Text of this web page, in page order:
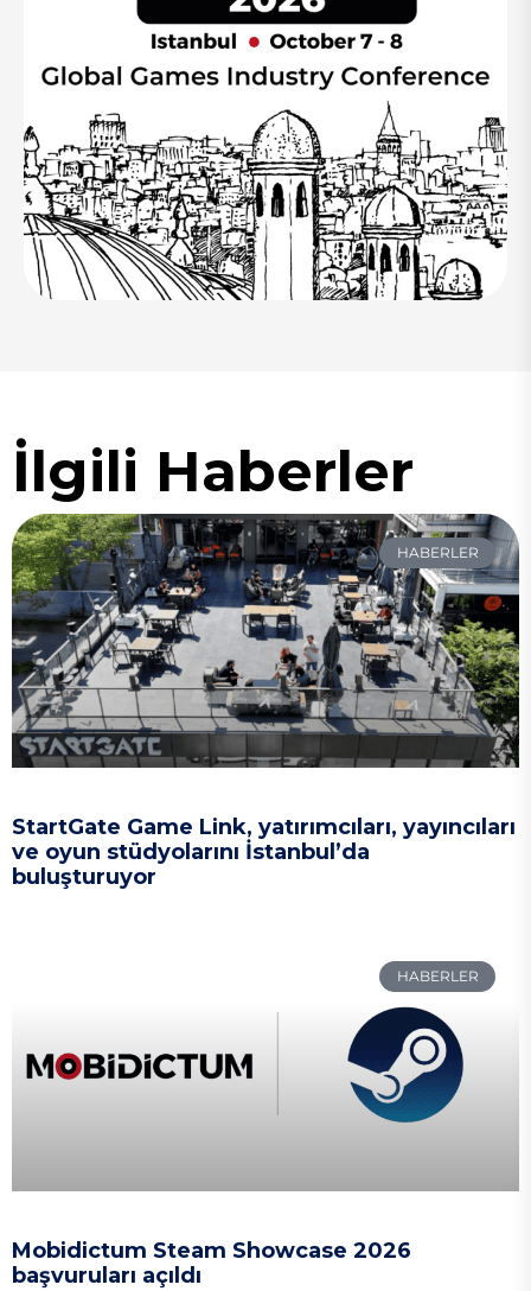
İlgili Haberler
HABERLER
StartGate Game Link, yatırımcıları, yayıncıları
ve oyun stüdyolarını İstanbul’da
buluşturuyor
HABERLER
Mobidictum Steam Showcase 2026
başvuruları açıldı